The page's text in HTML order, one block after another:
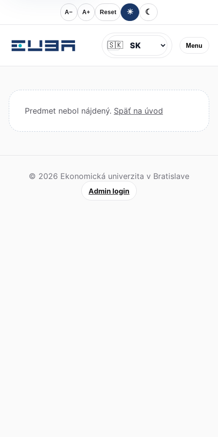
A− A+ Reset ☀ ☾
Menu
Jazyk
🇸🇰
Predmet nebol nájdený. Späť na úvod
© 2026 Ekonomická univerzita v Bratislave
Admin login